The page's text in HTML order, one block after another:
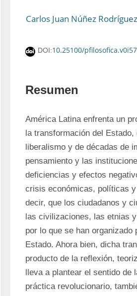
Carlos Juan Núñez Rodríguez
DOI:10.25100/
Resumen
América Latina enfrenta un
la transformación del
liberalismo y de décadas de
pensamiento y las
deficiencias y efectos
crisis económicas, políticas
decir, que los ciudadanos y
las civilizaciones, las etnias
por lo que se han
Estado. Ahora bien, dicha
producto de la reflexión,
lleva a plantear el sentido de
práctica revolucionario,